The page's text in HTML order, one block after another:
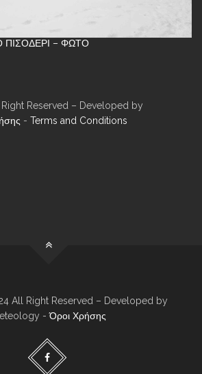
ΠΙΣΟΔΈΡΙ – ΦΩΤΌ
Reserved – Developed by
- Terms and Conditions
All Right Reserved – Developed by
-Όροι Χρήσης